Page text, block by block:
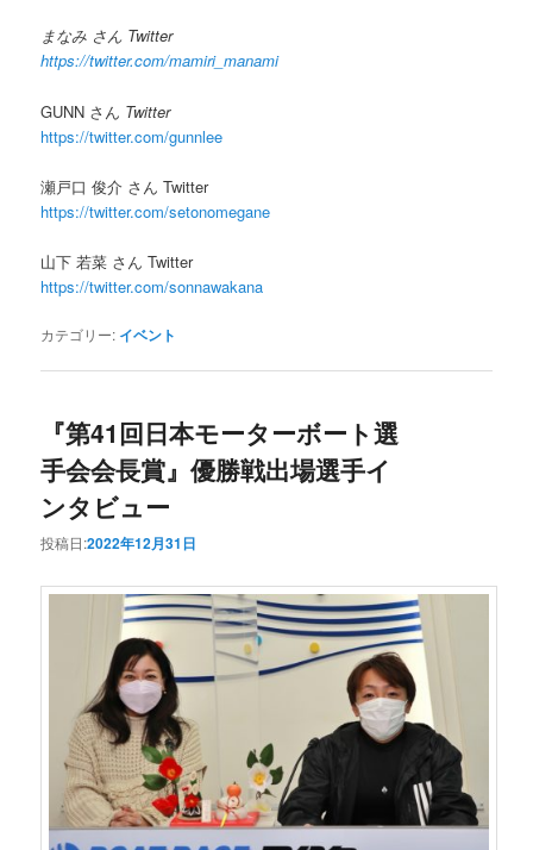
まなみ さん Twitter
https://twitter.com/mamiri_manami
GUNN さん Twitter
https://twitter.com/gunnlee
瀬戸口 俊介 さん Twitter
https://twitter.com/setonomegane
山下 若菜 さん Twitter
https://twitter.com/sonnawakana
カテゴリー: イベント
『第41回日本モーターボート選
手会会長賞』優勝戦出場選手イ
ンタビュー
投稿日:2022年12月31日